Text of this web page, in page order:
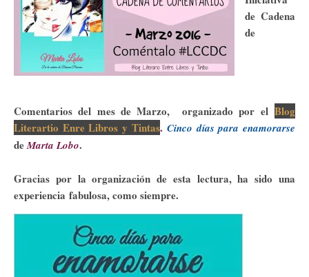
de Cadena
de
Comentarios del mes de Marzo, organizado por el Blog
Literartio Enre Libros y Tintas. Cinco días para enamorarse
deMarta Lobo.
Gracias por la organización de esta lectura, ha sido una
experiencia fabulosa, como siempre.